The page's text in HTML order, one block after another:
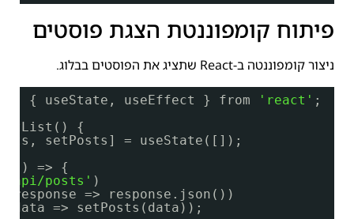
פיתוח קומפוננטת הצגת פוסטים
ניצור קומפוננטה ב-React שתציג את הפוסטים בבלוג.
{ useState, useEffect } from 'react' ;
{
setPosts] = useState([]);
=> {
api/posts' )
=> response.json())
=> setPosts(data));